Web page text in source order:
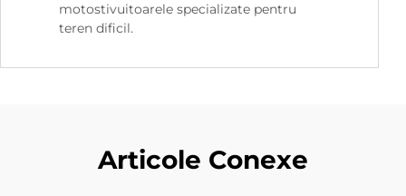
motostivuitoarele specializate pentru
teren dificil.
Articole Conexe